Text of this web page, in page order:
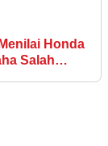
Honda
Salah